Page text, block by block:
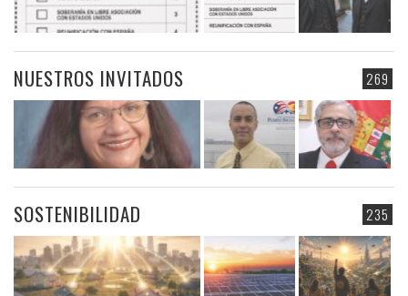
269
NUESTROS INVITADOS
235
SOSTENIBILIDAD